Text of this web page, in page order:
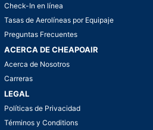
Check-In en línea
Tasas de Aerolíneas por Equipaje
Preguntas Frecuentes
ACERCA DE CHEAPOAIR
Acerca de Nosotros
Carreras
LEGAL
Políticas de Privacidad
Términos y Conditions